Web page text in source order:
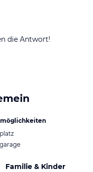
die Antwort!
Familie & Kinder